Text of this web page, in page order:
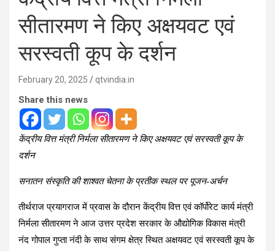
सीतारमण ने किए अक्षयवट एवं
सरस्वती कूप के दर्शन
February 20, 2025 qtvindia.in
Share this news
केंद्रीय वित्त मंत्री निर्मला सीतारमण ने किए अक्षयवट एवं सरस्वती कूप के
दर्शन
सनातन संस्कृति की शाश्वत चेतना के प्रतीक स्थल पर पूजन-अर्चन
तीर्थराज प्रयागराज में प्रवास के दौरान केंद्रीय वित्त एवं कॉर्पोरेट कार्य मंत्री
निर्मला सीतारमण ने आज उत्तर प्रदेश सरकार के औद्योगिक विकास मंत्री
नंद गोपाल गुप्ता नंदी के साथ संगम क्षेत्र स्थित अक्षयवट एवं सरस्वती कूप के